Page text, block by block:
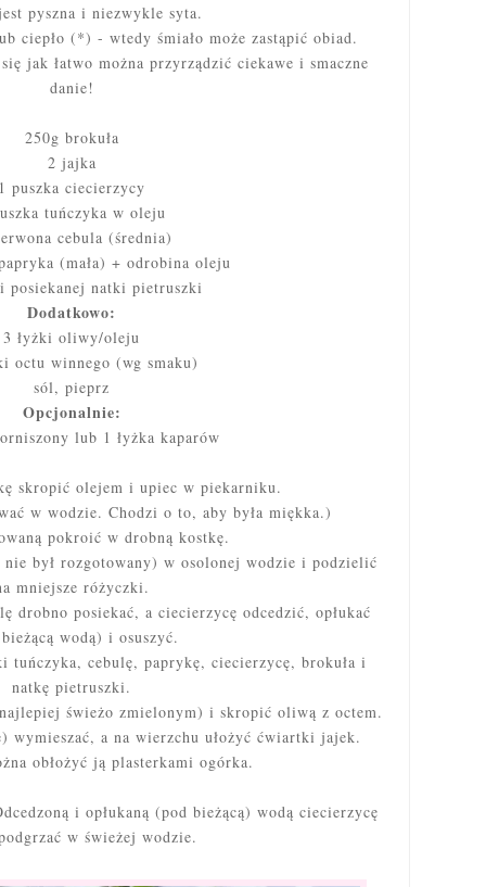
pyszna i niezwykle syta.
ciepło (*) - wtedy śmiało może zastąpić obiad.
jak łatwo można przyrządzić ciekawe i smaczne
danie!
250g brokuła
2 jajka
puszka ciecierzycy
tuńczyka w oleju
cebula (średnia)
(mała) + odrobina oleju
posiekanej natki pietruszki
Dodatkowo:
3 łyżki oliwy/oleju
octu winnego (wg smaku)
sól, pieprz
Opcjonalnie:
lub 1 łyżka kaparów
skropić olejem i upiec w piekarniku.
w wodzie. Chodzi o to, aby była miękka.)
pokroić w drobną kostkę.
był rozgotowany) w osolonej wodzie i podzielić
mniejsze różyczki.
drobno posiekać, a ciecierzycę odcedzić, opłukać
wodą) i osuszyć.
tuńczyka, cebulę, paprykę, ciecierzycę, brokuła i
natkę pietruszki.
świeżo zmielonym) i skropić oliwą z octem.
wymieszać, a na wierzchu ułożyć ćwiartki jajek.
obłożyć ją plasterkami ogórka.
i opłukaną (pod bieżącą) wodą ciecierzycę
w świeżej wodzie.